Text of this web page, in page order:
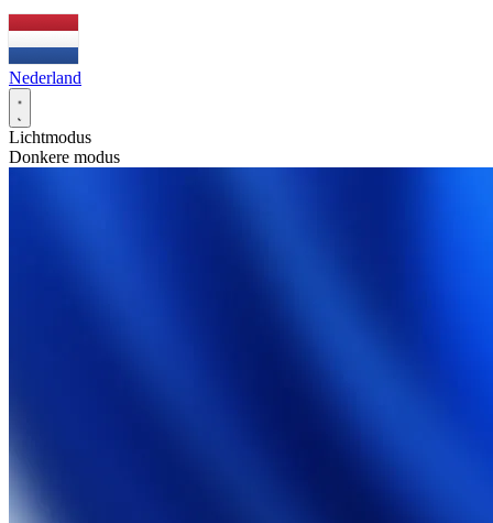
Nederland
Lichtmodus
Donkere modus